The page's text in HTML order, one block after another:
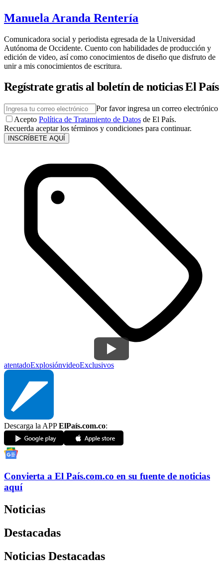
Manuela Aranda Rentería
Comunicadora social y periodista egresada de la Universidad
Autónoma de Occidente. Cuento con habilidades de producción y
edición de video, así como conocimientos de diseño que disfruto de
unir a mis conocimientos de escritura.
Regístrate gratis al boletín de noticias El País
Por favor ingresa un correo electrónico
Acepto Política de Tratamiento de Datos de El País.
Recuerda aceptar los términos y condiciones para continuar.
INSCRÍBETE AQUÍ
atentadoExplosiónvideoExclusivos
Descarga la APPElPaís.com.co:
Convierta a El País.com.co en su fuente de noticias
aquí
Noticias
Destacadas
Noticias Destacadas